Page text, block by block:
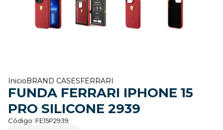
Inicio BRAND CASES FERRARI
FUNDA FERRARI IPHONE 15
PRO SILICONE 2939
Código: FE15P2939